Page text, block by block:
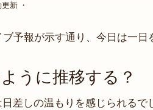
新 ・
予報が示す通り、今日は一日
うに推移する？
差しの温もりを感じられるで